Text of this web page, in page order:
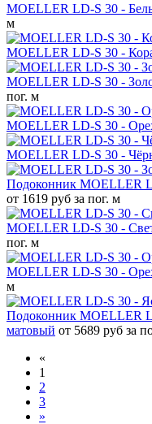
MOELLER LD-S 30 -
м
MOELLER LD-S 30 -
MOELLER LD-S 30 -
пог. м
MOELLER LD-S 30 -
MOELLER LD-S 30 -
Подоконник MOELLER
от 1619 руб за пог. м
MOELLER LD-S 30 -
пог. м
MOELLER LD-S 30 -
м
Подоконник MOELLER
матовый от 5689 руб за
«
1
2
3
»